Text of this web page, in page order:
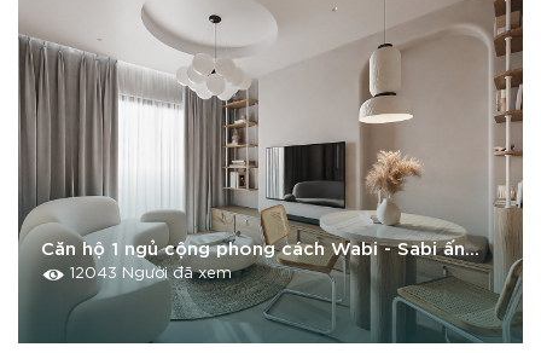
Căn hộ 1 ngủ cộng phong cách Wabi - Sabi ấn
tượng - bình yên tại dự án Tokin Tây Mỗ
12043 Người đã xem